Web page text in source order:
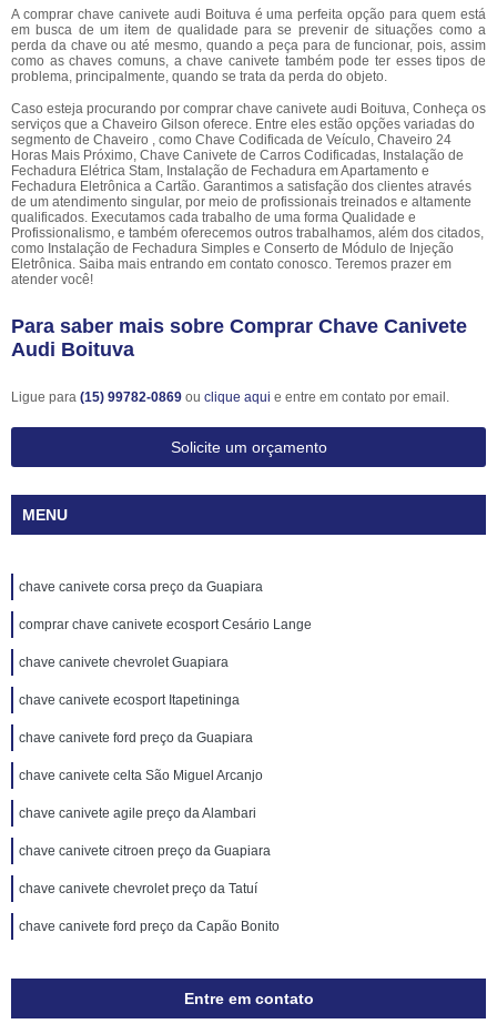
A comprar chave canivete audi Boituva é uma perfeita opção para quem está
em busca de um item de qualidade para se prevenir de situações como a
perda da chave ou até mesmo, quando a peça para de funcionar, pois, assim
como as chaves comuns, a chave canivete também pode ter esses tipos de
problema, principalmente, quando se trata da perda do objeto.
Caso esteja procurando por comprar chave canivete audi Boituva, Conheça os
serviços que a Chaveiro Gilson oferece. Entre eles estão opções variadas do
segmento de Chaveiro , como Chave Codificada de Veículo, Chaveiro 24
Horas Mais Próximo, Chave Canivete de Carros Codificadas, Instalação de
Fechadura Elétrica Stam, Instalação de Fechadura em Apartamento e
Fechadura Eletrônica a Cartão. Garantimos a satisfação dos clientes através
de um atendimento singular, por meio de profissionais treinados e altamente
qualificados. Executamos cada trabalho de uma forma Qualidade e
Profissionalismo, e também oferecemos outros trabalhamos, além dos citados,
como Instalação de Fechadura Simples e Conserto de Módulo de Injeção
Eletrônica. Saiba mais entrando em contato conosco. Teremos prazer em
atender você!
Para saber mais sobre Comprar Chave Canivete
Audi Boituva
Ligue para (15) 99782-0869 ou clique aqui e entre em contato por email.
Solicite um orçamento
MENU
chave canivete corsa preço da Guapiara
comprar chave canivete ecosport Cesário Lange
chave canivete chevrolet Guapiara
chave canivete ecosport Itapetininga
chave canivete ford preço da Guapiara
chave canivete celta São Miguel Arcanjo
chave canivete agile preço da Alambari
chave canivete citroen preço da Guapiara
chave canivete chevrolet preço da Tatuí
chave canivete ford preço da Capão Bonito
Entre em contato